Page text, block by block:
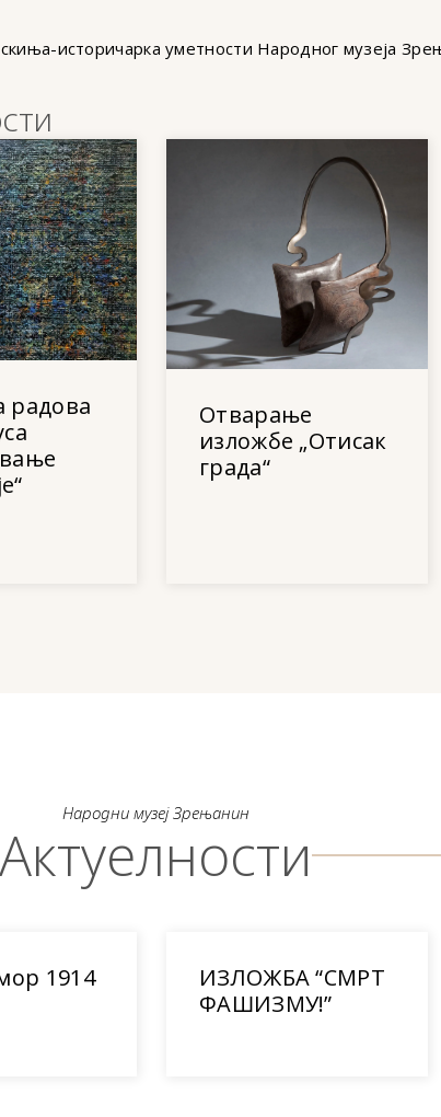
историчарка уметности Народног музеја
радова
Отварање
изложбе „Отисак
града“
Народни музеј Зрењанин
Актуелности
1914
ИЗЛОЖБА “СМРТ
ФАШИЗМУ!”